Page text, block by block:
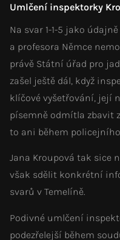
Umlčení inspektorky
Na svar 1-1-5 jako
a profesora Němce
právě Státní úřad pro
zašel ještě dál, když
klíčové vyšetřování, její
písemně odmítla zbavit
to ani během
Jana Kroupová tak sice
však sdělit konkrétní
svarů v Temelíně.
Podivné umlčení
podezřelejší během